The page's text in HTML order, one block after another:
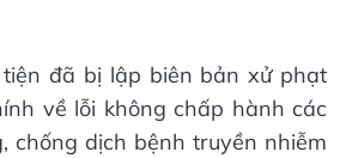
tiện đã bị lập biên bản xử phạt
về lỗi không chấp hành các
chống dịch bệnh truyền nhiễm